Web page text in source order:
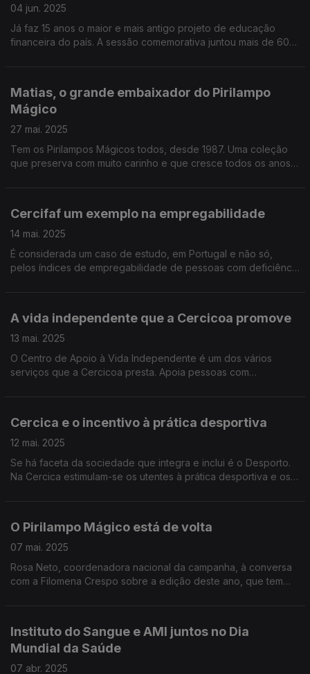
04 jun. 2025
Já faz 15 anos o maior e mais antigo projeto de educação
financeira do país. A sessão comemorativa juntou mais de 600
Matias, o grande embaixador do Pirilampo
Mágico
27 mai. 2025
Tem os Pirilampos Mágicos todos, desde 1987. Uma coleção
que preserva com muito carinho e que cresce todos os anos.
Cercifaf um exemplo na empregabilidade
14 mai. 2025
É considerada um caso de estudo, em Portugal e não só,
pelos índices de empregabilidade de pessoas com deficiência
A vida independente que a Cercicoa promove
13 mai. 2025
O Centro de Apoio à Vida Independente é um dos vários
serviços que a Cercicoa presta. Apoia pessoas com
Cercica e o incentivo à prática desportiva
12 mai. 2025
Se há faceta da sociedade que integra e inclui é o Desporto.
Na Cercica estimulam-se os utentes à prática desportiva e os
O Pirilampo Mágico está de volta
07 mai. 2025
Rosa Neto, coordenadora nacional da campanha, à conversa
com a Filomena Crespo sobre a edição deste ano, que tem
Instituto do Sangue e AMI juntos no Dia
Mundial da Saúde
07 abr. 2025